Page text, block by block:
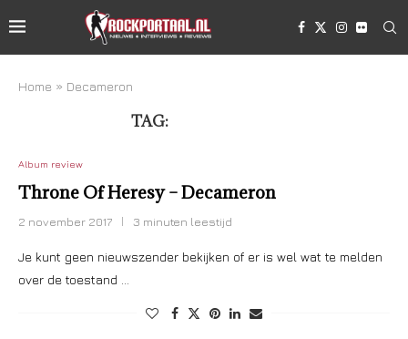
Home » Decameron
TAG:
Album review
Throne Of Heresy – Decameron
2 november 2017 3 minuten leestijd
Je kunt geen nieuwszender bekijken of er is wel wat te melden
over de toestand …